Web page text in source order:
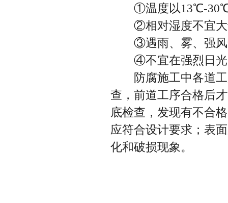
①温度以13℃-30℃
②相对湿度不宜大
③遇雨、雾、强风
④不宜在强烈日光
防腐施工中各道工
查，前道工序合格后
底检查，发现有不合
应符合设计要求；表
化和破损现象。